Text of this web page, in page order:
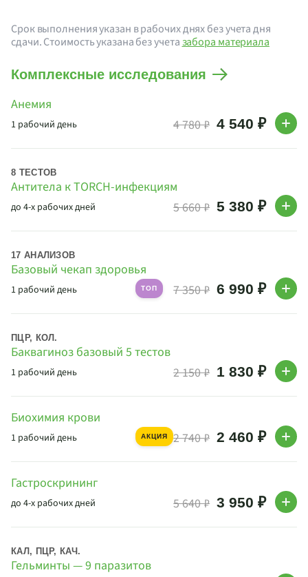
Срок выполнения указан в рабочих днях без учета дня
сдачи. Стоимость указана без учетазабора материала
Комплексные исследования
Анемия
1 рабочий день 4 780 ₽ 4 540 ₽
Антитела к TORCH-инфекциям
8 ТЕСТОВ
до 4-х рабочих дней 5 660 ₽ 5 380 ₽
Базовый чекап здоровья
17 АНАЛИЗОВ
1 рабочий день ТОП 7 350 ₽ 6 990 ₽
Баквагиноз базовый 5 тестов
ПЦР, КОЛ.
1 рабочий день 2 150 ₽ 1 830 ₽
Биохимия крови
1 рабочий день АКЦИЯ 2 740 ₽ 2 460 ₽
Гастроскрининг
до 4-х рабочих дней 5 640 ₽ 3 950 ₽
Гельминты — 9 паразитов
КАЛ, ПЦР, КАЧ.